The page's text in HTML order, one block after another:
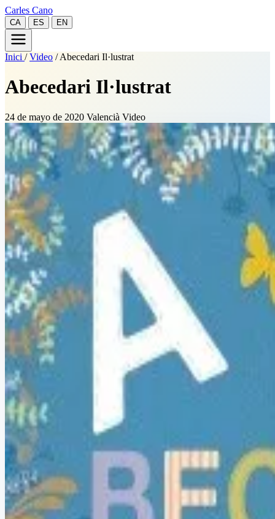
Carles Cano
CA ES EN
Inici / Video / Abecedari Il·lustrat
Abecedari Il·lustrat
24 de mayo de 2020 Valencià Video